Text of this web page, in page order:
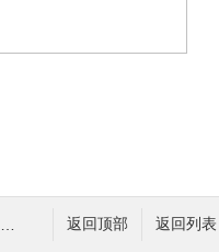
返回列表
返回顶部